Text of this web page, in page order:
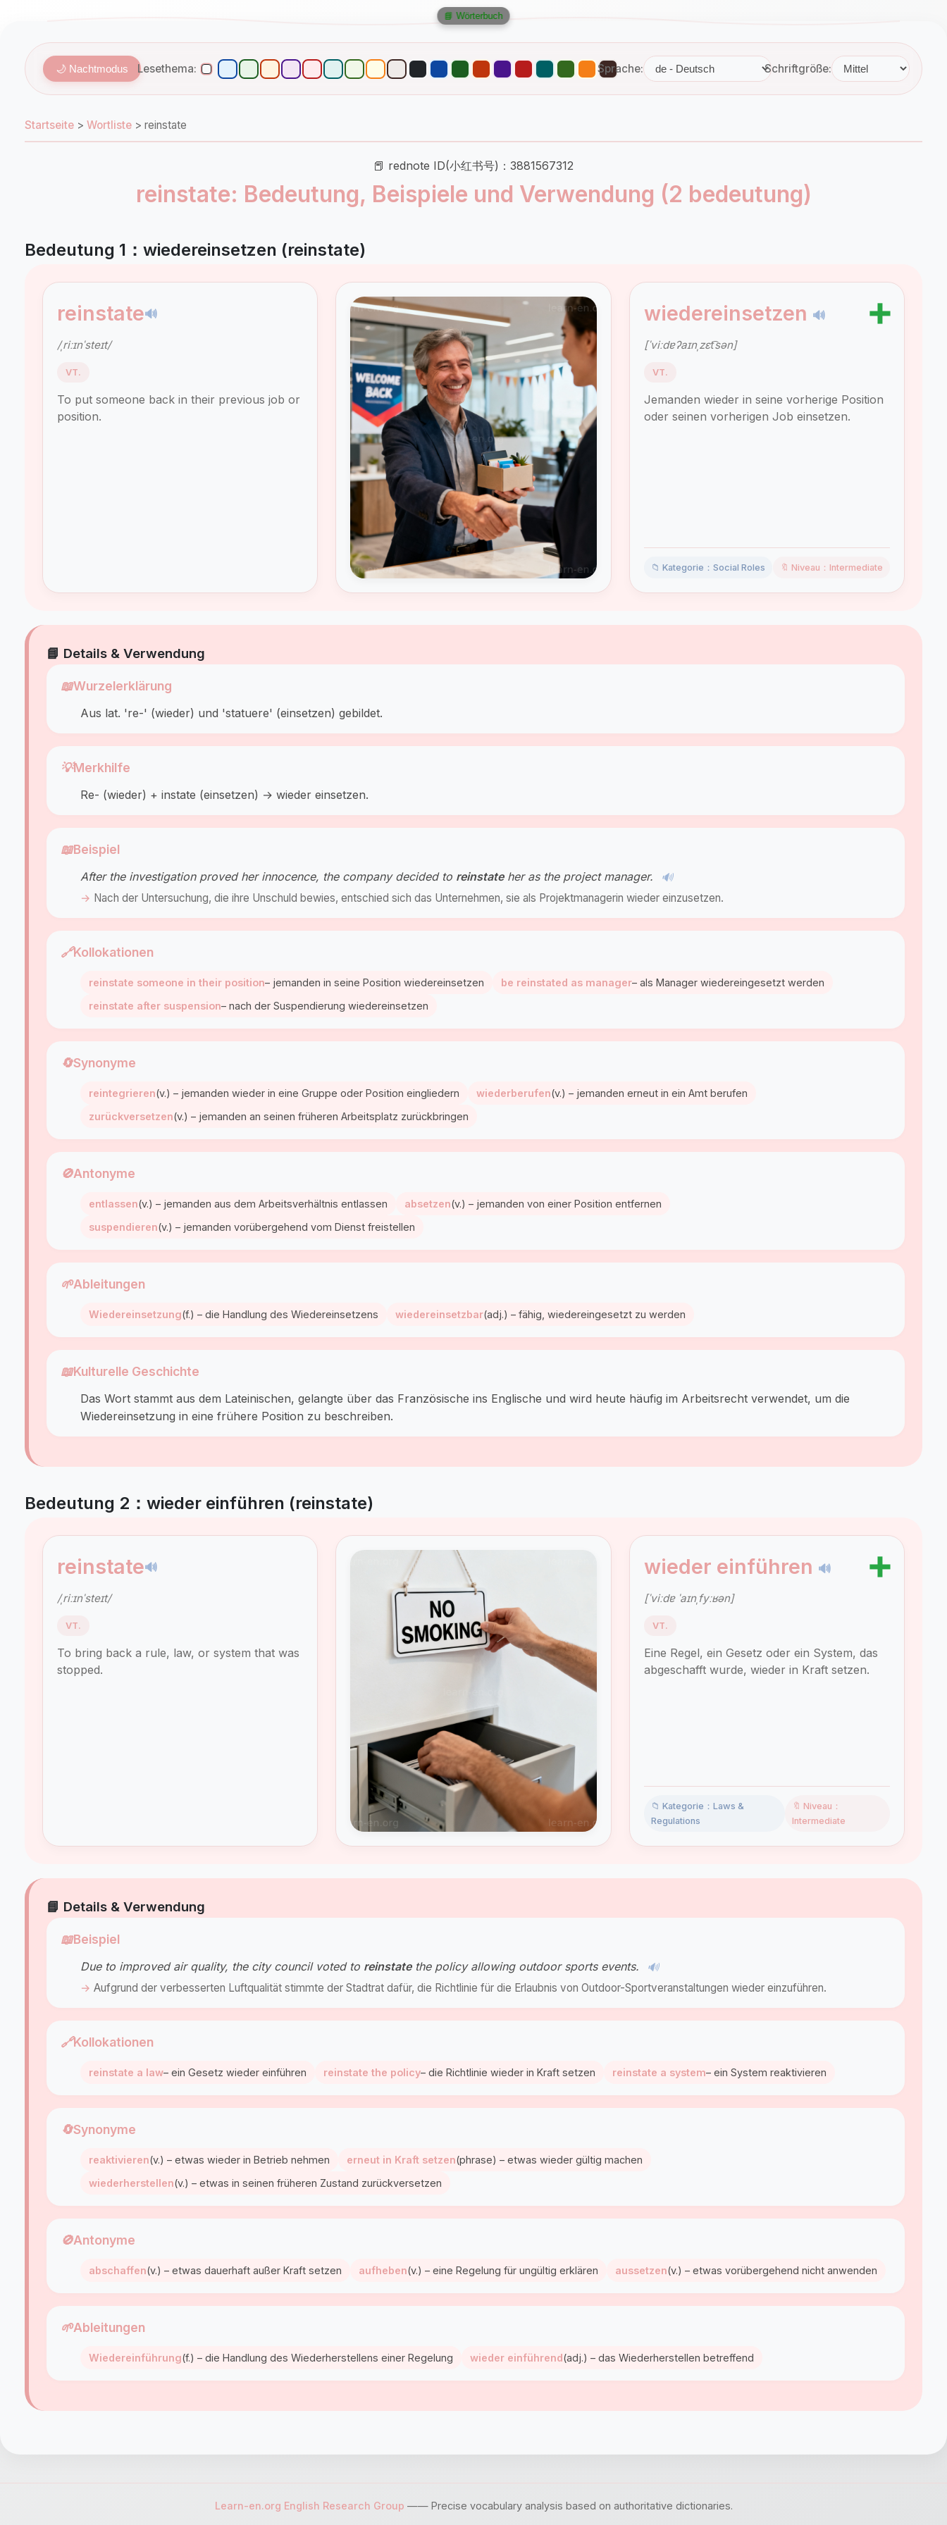
🌙 Nachtmodus Lesethema: Sprache: Schriftgröße:
Startseite > Wortliste > reinstate
📕 rednote ID(小红书号)：3881567312
reinstate: Bedeutung, Beispiele und Verwendung (2 bedeutung)
Bedeutung 1：wiedereinsetzen (reinstate)
reinstate🔊
/ˌriːɪnˈsteɪt/
VT.
To put someone back in their previous job or
position.
wiedereinsetzen 🔊 ➕
[ˈviːdɐʔaɪnˌzɛt͡sən]
VT.
Jemanden wieder in seine vorherige Position
oder seinen vorherigen Job einsetzen.
📁 Kategorie：Social Roles 🔖 Niveau：Intermediate
📘 Details & Verwendung
📖Wurzelerklärung
Aus lat. 're-' (wieder) und 'statuere' (einsetzen) gebildet.
💡Merkhilfe
Re- (wieder) + instate (einsetzen) → wieder einsetzen.
📖Beispiel
After the investigation proved her innocence, the company decided to reinstateher as the project manager. 🔊
Nach der Untersuchung, die ihre Unschuld bewies, entschied sich das Unternehmen, sie als Projektmanagerin wieder einzusetzen.
🔗Kollokationen
reinstate someone in their position– jemanden in seine Position wiedereinsetzen be reinstated as manager– als Manager wiedereingesetzt werden
reinstate after suspension– nach der Suspendierung wiedereinsetzen
🔄Synonyme
reintegrieren(v.) – jemanden wieder in eine Gruppe oder Position eingliedern wiederberufen(v.) – jemanden erneut in ein Amt berufen
zurückversetzen(v.) – jemanden an seinen früheren Arbeitsplatz zurückbringen
🚫Antonyme
entlassen(v.) – jemanden aus dem Arbeitsverhältnis entlassen absetzen(v.) – jemanden von einer Position entfernen
suspendieren(v.) – jemanden vorübergehend vom Dienst freistellen
🌱Ableitungen
Wiedereinsetzung(f.) – die Handlung des Wiedereinsetzens wiedereinsetzbar(adj.) – fähig, wiedereingesetzt zu werden
📖Kulturelle Geschichte
Das Wort stammt aus dem Lateinischen, gelangte über das Französische ins Englische und wird heute häufig im Arbeitsrecht verwendet, um die
Wiedereinsetzung in eine frühere Position zu beschreiben.
Bedeutung 2：wieder einführen (reinstate)
reinstate🔊
/ˌriːɪnˈsteɪt/
VT.
To bring back a rule, law, or system that was
stopped.
wieder einführen 🔊 ➕
[ˈviːdɐ ˈaɪnˌfyːʁən]
VT.
Eine Regel, ein Gesetz oder ein System, das
abgeschafft wurde, wieder in Kraft setzen.
📁 Kategorie：Laws &
Regulations
🔖 Niveau：
Intermediate
📘 Details & Verwendung
📖Beispiel
Due to improved air quality, the city council voted to reinstatethe policy allowing outdoor sports events. 🔊
Aufgrund der verbesserten Luftqualität stimmte der Stadtrat dafür, die Richtlinie für die Erlaubnis von Outdoor-Sportveranstaltungen wieder einzuführen.
🔗Kollokationen
reinstate a law– ein Gesetz wieder einführen reinstate the policy– die Richtlinie wieder in Kraft setzen reinstate a system– ein System reaktivieren
🔄Synonyme
reaktivieren(v.) – etwas wieder in Betrieb nehmen erneut in Kraft setzen(phrase) – etwas wieder gültig machen
wiederherstellen(v.) – etwas in seinen früheren Zustand zurückversetzen
🚫Antonyme
abschaffen(v.) – etwas dauerhaft außer Kraft setzen aufheben(v.) – eine Regelung für ungültig erklären aussetzen(v.) – etwas vorübergehend nicht anwenden
🌱Ableitungen
Wiedereinführung(f.) – die Handlung des Wiederherstellens einer Regelung wieder einführend(adj.) – das Wiederherstellen betreffend
📘 Wörterbuch
Learn-en.org English Research Group —— Precise vocabulary analysis based on authoritative dictionaries.